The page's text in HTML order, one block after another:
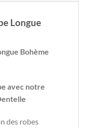
Longue
Bohème
avec notre
des robes